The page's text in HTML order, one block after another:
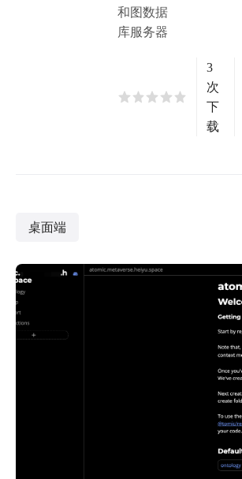
和图数据
库服务器
3
次
下
载
桌面端